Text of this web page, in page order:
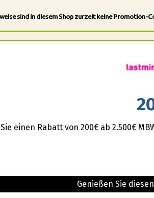
sind in diesem Shop zurzeit keine Promotion-
einen Rabatt von 200€ ab 2.500€
Genießen Sie